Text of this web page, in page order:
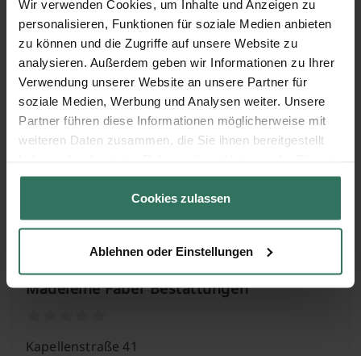
Wir verwenden Cookies, um Inhalte und Anzeigen zu
personalisieren, Funktionen für soziale Medien anbieten
zu können und die Zugriffe auf unsere Website zu
analysieren. Außerdem geben wir Informationen zu Ihrer
Verwendung unserer Website an unsere Partner für
soziale Medien, Werbung und Analysen weiter. Unsere
Partner führen diese Informationen möglicherweise mit
weiteren Daten zusammen, die Sie ihnen bereitgestellt
gesammelt haben.
Cookies zulassen
Ablehnen oder Einstellungen
Görenweg 10
54634 Bitburg
Leuschen Bestattungen + Trauerberatung
e. K.
54657 Badem
Madeleine Faber Bestattungen
Kapellenstraße 41